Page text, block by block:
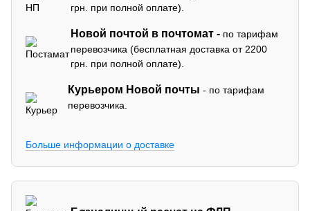
грн. при полной оплате).
Новой почтой в почтомат - по тарифам
перевозчика (бесплатная доставка от 2200
грн. при полной оплате).
Курьером Новой почты - по тарифам
перевозчика.
Больше информации о доставке